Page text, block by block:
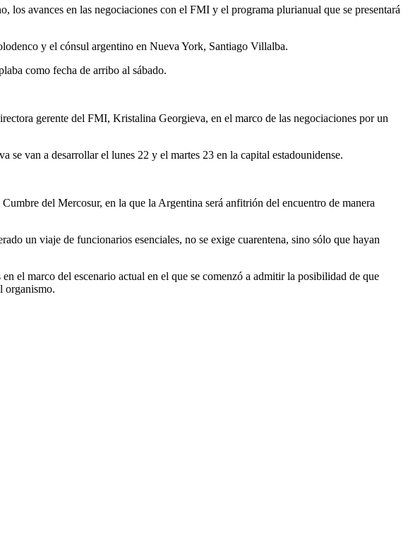
los avances en las negociaciones con el FMI y el programa plurianual que se presentará
y el cónsul argentino en Nueva York, Santiago Villalba.
como fecha de arribo al sábado.
gerente del FMI, Kristalina Georgieva, en el marco de las negociaciones por un
van a desarrollar el lunes 22 y el martes 23 en la capital estadounidense.
del Mercosur, en la que la Argentina será anfitrión del encuentro de manera
un viaje de funcionarios esenciales, no se exige cuarentena, sino sólo que hayan
el marco del escenario actual en el que se comenzó a admitir la posibilidad de que
organismo.